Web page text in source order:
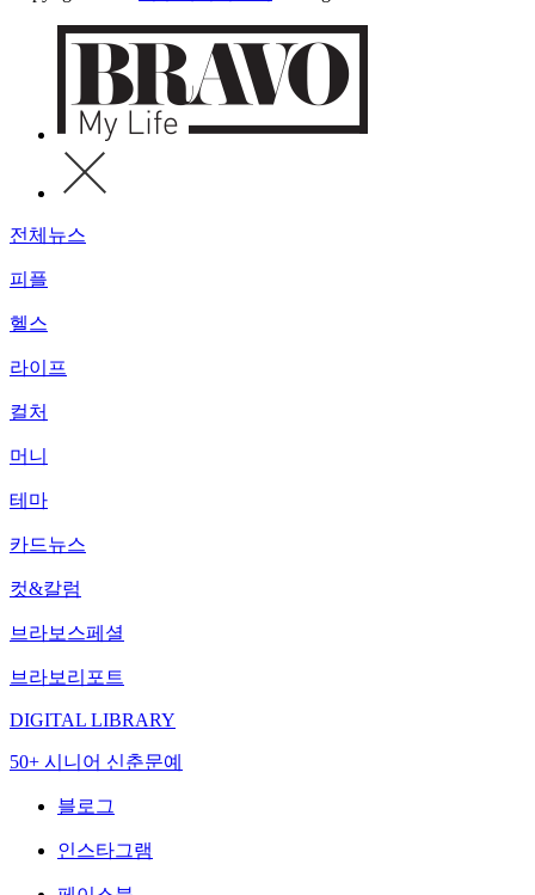
전체뉴스
피플
헬스
라이프
컬처
머니
테마
카드뉴스
컷&칼럼
브라보스페셜
브라보리포트
DIGITAL LIBRARY
50+ 시니어 신춘문예
블로그
인스타그램